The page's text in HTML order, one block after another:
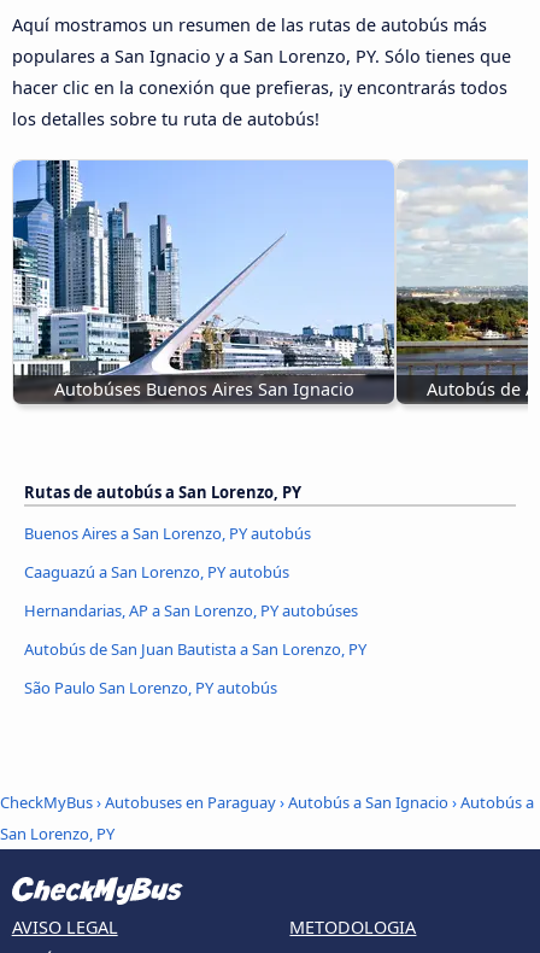
Aquí mostramos un resumen de las rutas de autobús más
populares a San Ignacio y a San Lorenzo, PY. Sólo tienes que
hacer clic en la conexión que prefieras, ¡y encontrarás todos
los detalles sobre tu ruta de autobús!
Autobúses Buenos Aires San Ignacio Autobús de
Rutas de autobús a San Lorenzo, PY
Buenos Aires a San Lorenzo, PY autobús
Caaguazú a San Lorenzo, PY autobús
Hernandarias, AP a San Lorenzo, PY autobúses
Autobús de San Juan Bautista a San Lorenzo, PY
São Paulo San Lorenzo, PY autobús
CheckMyBus›Autobuses en Paraguay›Autobús a San Ignacio›Autobús a
San Lorenzo, PY
AVISO LEGAL
METODOLOGIA